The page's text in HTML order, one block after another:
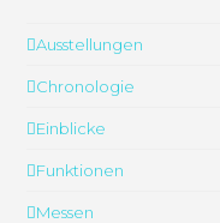
Ausstellungen
Chronologie
Einblicke
Funktionen
Messen